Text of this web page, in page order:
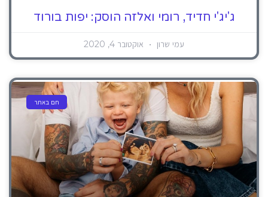
ג'יג'י חדיד, רומי ואלזה הוסק: יפות בורוד
עמי שרון אוקטובר 4, 2020
חם באתר